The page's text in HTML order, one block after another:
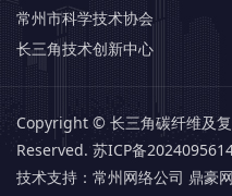
常州市科学技术协会
长三角技术创新中心
Copyright © 长三角碳纤维及
Reserved. 苏ICP备
技术支持： 常州网络公司 鼎豪